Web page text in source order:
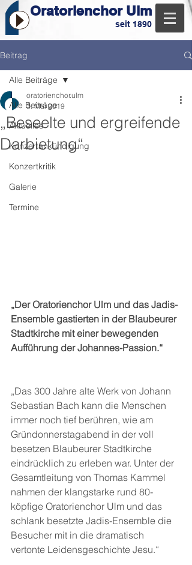
Oratorienchor Ulm
seit 1890
Beitrag
Alle Beiträge
Aktuelles
Konzertankündigung
Konzertkritik
Galerie
Termine
Alle Beiträge
„Beseelte und ergreifende
Darbietung“
oratorienchor.ulm
3. Mai 2019
„Der Oratorienchor Ulm und das Jadis-
Ensemble gastierten in der Blaubeurer
Stadtkirche mit einer bewegenden
Aufführung der Johannes-Passion.“
„Das 300 Jahre alte Werk von Johann
Sebastian Bach kann die Menschen
immer noch tief berühren, wie am
Gründonnerstagabend in der voll
besetzen Blaubeurer Stadtkirche
eindrücklich zu erleben war. Unter der
Gesamtleitung von Thomas Kammel
nahmen der klangstarke rund 80-
köpfige Oratorienchor Ulm und das
schlank besetzte Jadis-Ensemble die
Besucher mit in die dramatisch
vertonte Leidensgeschichte Jesu.“